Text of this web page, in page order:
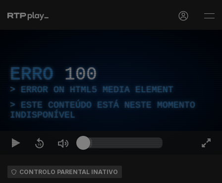
ERRO 100
ERROR ON HTML5 MEDIA ELEMENT
ESTE CONTEÚDO ESTÁ NESTE MOMENTO
INDISPONÍVEL
CONTROLO PARENTAL INATIVO